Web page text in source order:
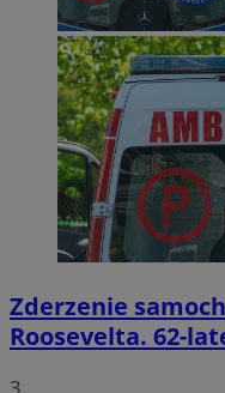
Zderzenie
Roosevelta. 62-